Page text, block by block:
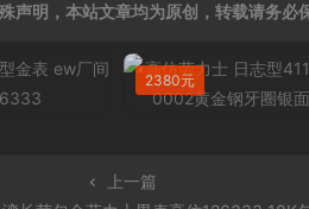
声明，本站文章均为原创，转载请务必
2380元
上一篇